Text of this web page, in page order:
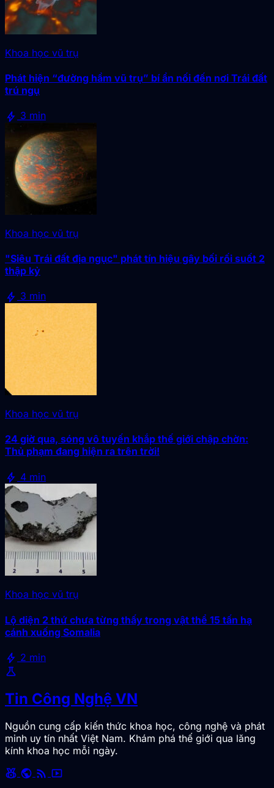
Khoa học vũ trụ
Phát hiện “đường hầm vũ trụ” bí ẩn nối đến nơi Trái đất
trú ngụ
bolt 3 min
Khoa học vũ trụ
"Siêu Trái đất địa ngục" phát tín hiệu gây bối rối suốt 2
thập kỷ
bolt 3 min
Khoa học vũ trụ
24 giờ qua, sóng vô tuyến khắp thế giới chập chờn:
Thủ phạm đang hiện ra trên trời!
bolt 4 min
Khoa học vũ trụ
Lộ diện 2 thứ chưa từng thấy trong vật thể 15 tấn hạ
cánh xuống Somalia
bolt 2 min
science
Tin Công Nghệ VN
Nguồn cung cấp kiến thức khoa học, công nghệ và phát
minh uy tín nhất Việt Nam. Khám phá thế giới qua lăng
kính khoa học mỗi ngày.
social_leaderboard public rss_feed smart_display